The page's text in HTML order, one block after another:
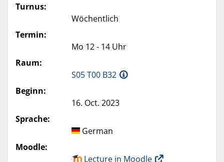
Turnus:
Wöchentlich
Termin:
Mo 12 - 14 Uhr
Raum:
S05 T00 B32
Beginn:
16. Oct. 2023
Sprache:
German
Moodle:
Lecture in Moodle